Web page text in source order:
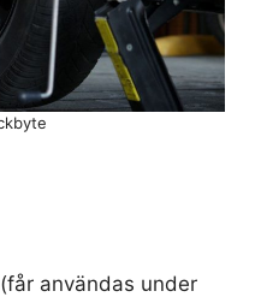
(får användas under